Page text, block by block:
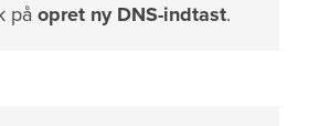
på opret ny DNS-indtast.